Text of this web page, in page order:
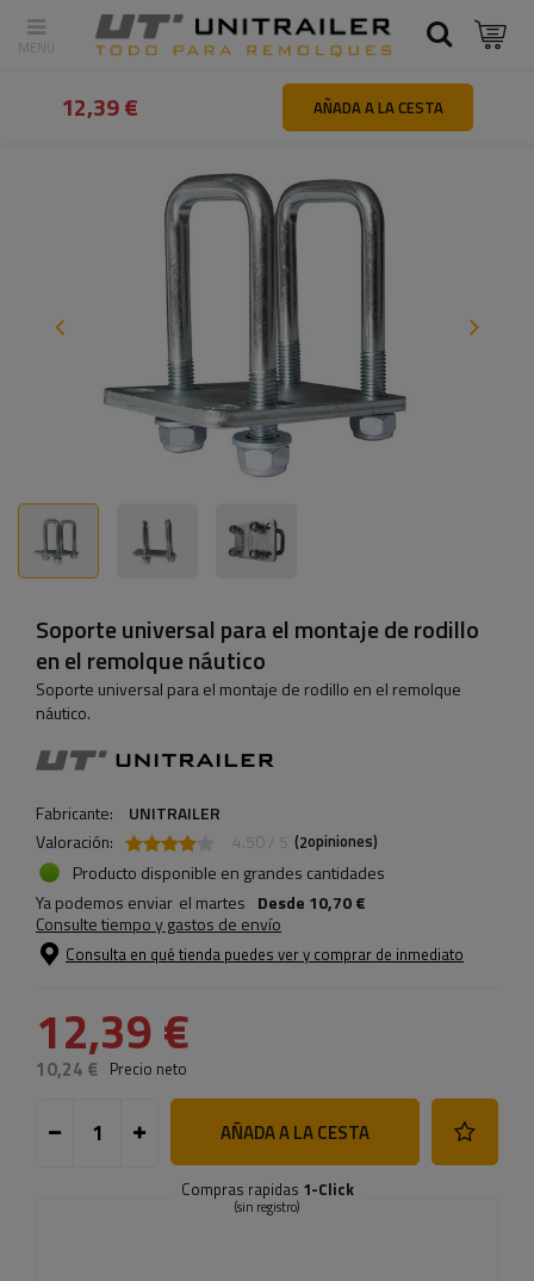
Atrás Inicio Piezas y accesorios de remolques Accesorios
Soporte universal para el montaje de rodillo
en el remolque náutico
Soporte universal para el montaje de rodillo en el remolque
náutico.
Fabricante:
UNITRAILER
Valoración:
4.50 / 5 (2opiniones)
Producto disponible en grandes cantidades
Ya podemos enviar el martes Desde 10,70 €
Consulte tiempo y gastos de envío
Consulta en qué tienda puedes ver y comprar de inmediato
12,39 €
10,24 € Precio neto
AÑADA A LA CESTA
Compras rapidas 1-Click
(sin registro)
12,39 € AÑADA A LA CESTA